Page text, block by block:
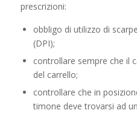
prescrizioni:
obbligo di utilizzo di
(DPI);
controllare sempre che il
del carrello;
controllare che in
timone deve trovarsi ad